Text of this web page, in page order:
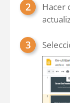
Hacer